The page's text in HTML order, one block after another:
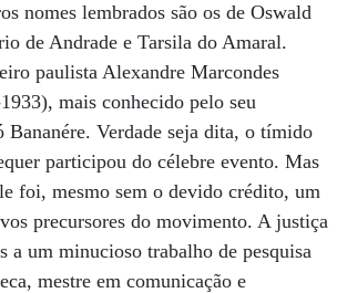
nomes lembrados são os de Oswald
de Andrade e Tarsila do Amaral.
paulista Alexandre Marcondes
mais conhecido pelo seu
Bananére. Verdade seja dita, o tímido
participou do célebre evento. Mas
foi, mesmo sem o devido crédito, um
precursores do movimento. A justiça
a um minucioso trabalho de pesquisa
mestre em comunicação e